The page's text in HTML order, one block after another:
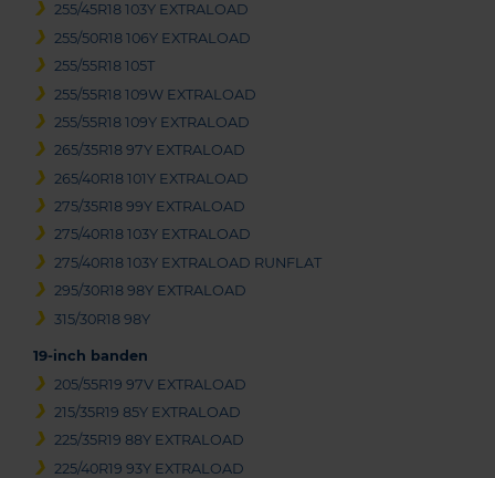
255/45R18 103Y EXTRALOAD
255/50R18 106Y EXTRALOAD
255/55R18 105T
255/55R18 109W EXTRALOAD
255/55R18 109Y EXTRALOAD
265/35R18 97Y EXTRALOAD
265/40R18 101Y EXTRALOAD
275/35R18 99Y EXTRALOAD
275/40R18 103Y EXTRALOAD
275/40R18 103Y EXTRALOAD RUNFLAT
295/30R18 98Y EXTRALOAD
315/30R18 98Y
19-inch banden
205/55R19 97V EXTRALOAD
215/35R19 85Y EXTRALOAD
225/35R19 88Y EXTRALOAD
225/40R19 93Y EXTRALOAD